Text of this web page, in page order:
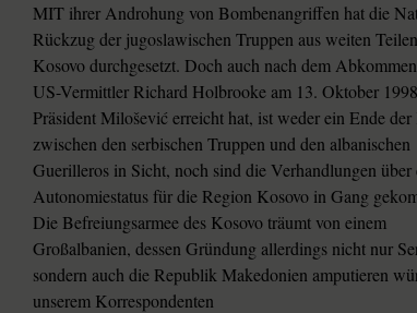
MIT ihrer Androhung von Bombenangriffen hat die
Rückzug der jugoslawischen Truppen aus weiten
Kosovo durchgesetzt. Doch auch nach dem
US-Vermittler Richard Holbrooke am 13. Oktober
Präsident Milošević erreicht hat, ist weder ein Ende
zwischen den serbischen Truppen und den albanischen
Guerilleros in Sicht, noch sind die Verhandlungen über
Autonomiestatus für die Region Kosovo in Gang
Die Befreiungsarmee des Kosovo träumt von einem
Großalbanien, dessen Gründung allerdings nicht nur
sondern auch die Republik Makedonien amputieren
unserem Korrespondenten